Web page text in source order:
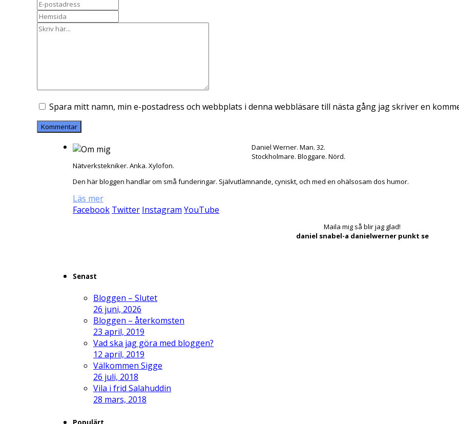
Spara mitt namn, min e-postadress och webbplats i denna webbläsare till nästa gång jag skriver en
Daniel Werner. Man. 32.
Stockholmare. Bloggare. Nörd.
Nätverkstekniker. Anka. Xylofon.
Den här bloggen handlar om små funderingar. Självutlämnande, cyniskt, och med en ohälsosam dos humor.
Läs mer
Facebook Twitter Instagram YouTube
Maila mig så blir jag glad!
daniel snabel-a danielwerner punkt se
Senast
Bloggen – Slutet
26 juni, 2026
Bloggen – återkomsten
23 april, 2019
Vad ska jag göra med bloggen?
12 april, 2019
Välkommen Sigge
26 juli, 2018
Vila i frid Salahuddin
28 mars, 2018